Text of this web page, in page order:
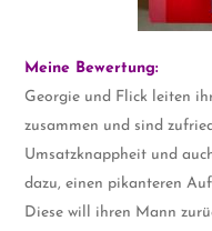
Meine Bewertung:
Georgie und Flick leiten
zusammen und sind
Umsatzknappheit und
dazu, einen pikanteren
Diese will ihren Mann